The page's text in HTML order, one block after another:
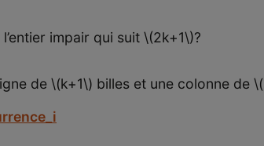
impair qui suit \(2k+1\)?
de \(k+1\) billes et une colonne de